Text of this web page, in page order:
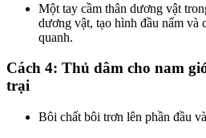
Một tay cầm thân dương vật
dương vật, tạo hình đầu nấm và
quanh.
Cách 4: Thủ dâm cho nam
trại
Bôi chất bôi trơn lên phần đầu